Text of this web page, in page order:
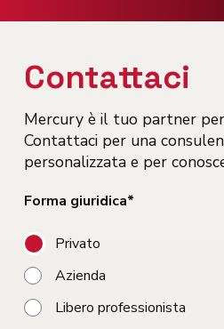
Contattaci
Mercury è il tuo partner
Contattaci per una
personalizzata e per
Forma giuridica*
Privato
Azienda
Libero professionista